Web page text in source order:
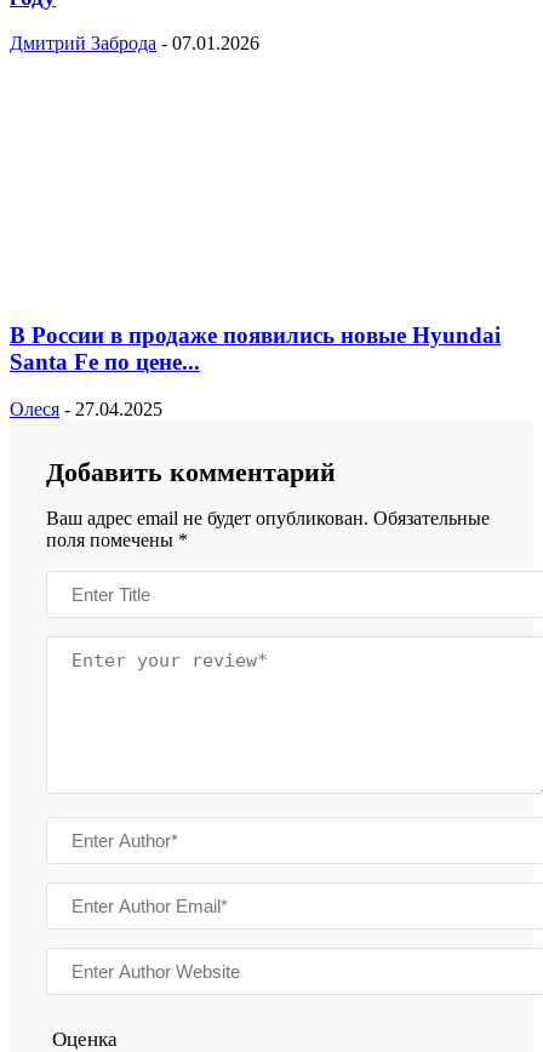
Дмитрий Заброда - 07.01.2026
В России в продаже появились новые Hyundai
Santa Fe по цене...
Олеся - 27.04.2025
Добавить комментарий
Ваш адрес email не будет опубликован. Обязательные
поля помечены *
Оценка